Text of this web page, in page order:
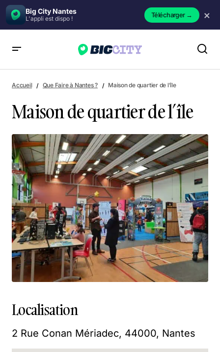
Big City Nantes
L'appli est dispo ! Télécharger→ ×
Accueil Que Faire à Nantes ? Maison de quartier de l’île
Maison de quartier de l’île
Localisation
2 Rue Conan Mériadec, 44000, Nantes